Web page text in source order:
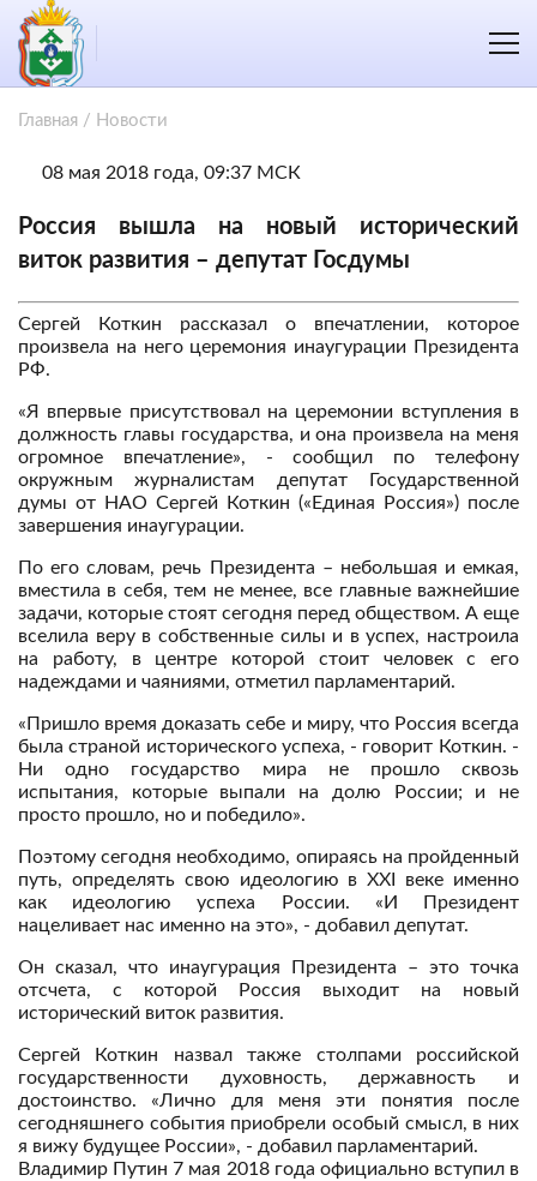
Главная / Новости
08 мая 2018 года, 09:37 МСК
Россия вышла на новый исторический
виток развития – депутат Госдумы
Сергей Коткин рассказал о впечатлении, которое
произвела на него церемония инаугурации Президента
РФ.
«Я впервые присутствовал на церемонии вступления в
должность главы государства, и она произвела на меня
огромное впечатление», - сообщил по телефону
окружным журналистам депутат Государственной
думы от НАО Сергей Коткин («Единая Россия») после
завершения инаугурации.
По его словам, речь Президента – небольшая и емкая,
вместила в себя, тем не менее, все главные важнейшие
задачи, которые стоят сегодня перед обществом. А еще
вселила веру в собственные силы и в успех, настроила
на работу, в центре которой стоит человек с его
надеждами и чаяниями, отметил парламентарий.
«Пришло время доказать себе и миру, что Россия всегда
была страной исторического успеха, - говорит Коткин. -
Ни одно государство мира не прошло сквозь
испытания, которые выпали на долю России; и не
просто прошло, но и победило».
Поэтому сегодня необходимо, опираясь на пройденный
путь, определять свою идеологию в XXI веке именно
как идеологию успеха России. «И Президент
нацеливает нас именно на это», - добавил депутат.
Он сказал, что инаугурация Президента – это точка
отсчета, с которой Россия выходит на новый
исторический виток развития.
Сергей Коткин назвал также столпами российской
государственности духовность, державность и
достоинство. «Лично для меня эти понятия после
сегодняшнего события приобрели особый смысл, в них
я вижу будущее России», - добавил парламентарий.
Владимир Путин 7 мая 2018 года официально вступил в